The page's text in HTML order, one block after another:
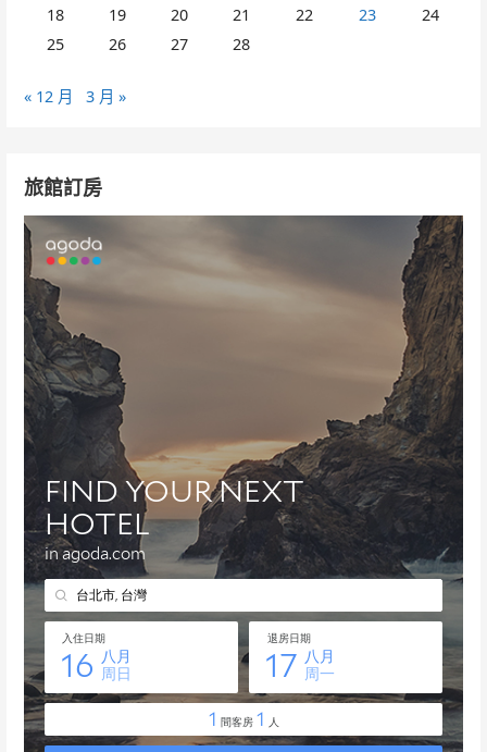
18
19 20 21 22 23
24
25
26 27 28
« 12 月 3 月 »
旅館訂房